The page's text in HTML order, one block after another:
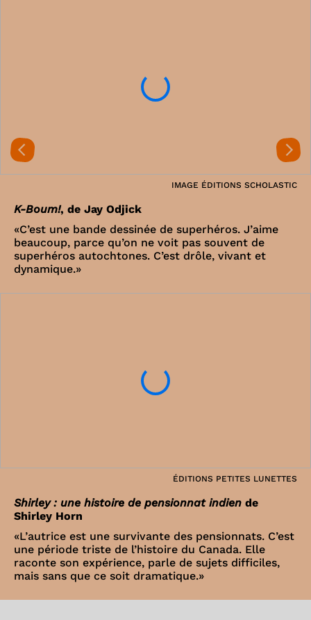
IMAGE ÉDITIONS SCHOLASTIC
K-Boum!, de Jay Odjick
«C’est une bande dessinée de superhéros. J’aime
beaucoup, parce qu’on ne voit pas souvent de
superhéros autochtones. C’est drôle, vivant et
dynamique.»
ÉDITIONS PETITES LUNETTES
Shirley : une histoire de pensionnat indien de
Shirley Horn
«L’autrice est une survivante des pensionnats. C’est
une période triste de l’histoire du Canada. Elle
raconte son expérience, parle de sujets difficiles,
mais sans que ce soit dramatique.»